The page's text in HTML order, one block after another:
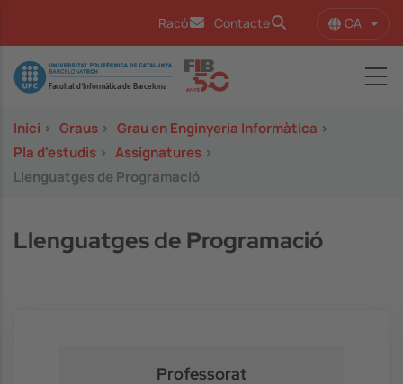
Racó Contacte CA
Image
Inici > Graus > Grau en Enginyeria Informàtica >
Pla d'estudis > Assignatures >
Llenguatges de Programació
Llenguatges de Programació
Professorat